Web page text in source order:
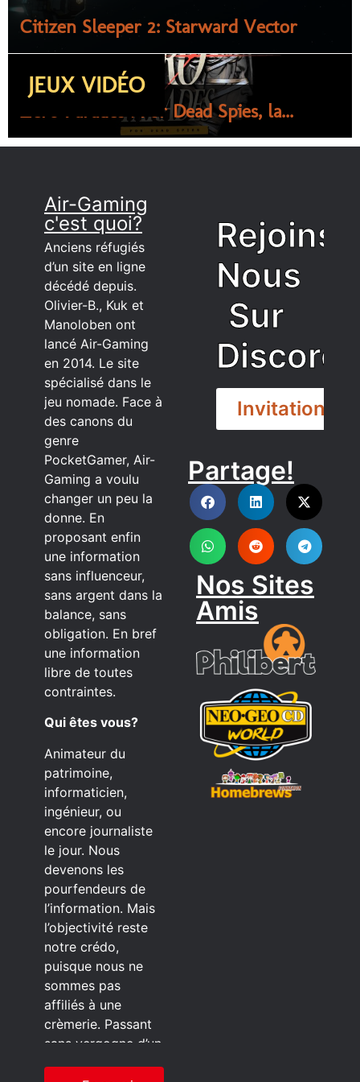
Citizen Sleeper 2: Starward Vector
JEUX VIDÉO
Zero Parades : For Dead Spies, la...
Air-Gaming
c'est quoi?
Anciens réfugiés
d’un site en ligne
décédé depuis.
Olivier-B., Kuk et
Manoloben ont
lancé Air-Gaming
en 2014. Le site
spécialisé dans le
jeu nomade. Face à
des canons du
genre
PocketGamer, Air-
Gaming a voulu
changer un peu la
donne. En
proposant enfin
une information
sans influenceur,
sans argent dans la
balance, sans
obligation. En bref
une information
libre de toutes
contraintes.
Qui êtes vous?
Animateur du
patrimoine,
informaticien,
ingénieur, ou
encore journaliste
le jour. Nous
devenons les
pourfendeurs de
l’information. Mais
l’objectivité reste
notre crédo,
puisque nous ne
sommes pas
affiliés à une
crèmerie. Passant
sans vergogne d’un
Rejoins
Nous
Sur
Discord
Invitation
DISCORD
Partage!
Nos Sites
Amis